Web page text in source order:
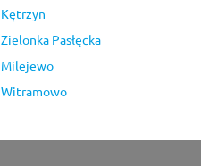
Kętrzyn
Zielonka Pasłęcka
Milejewo
Witramowo